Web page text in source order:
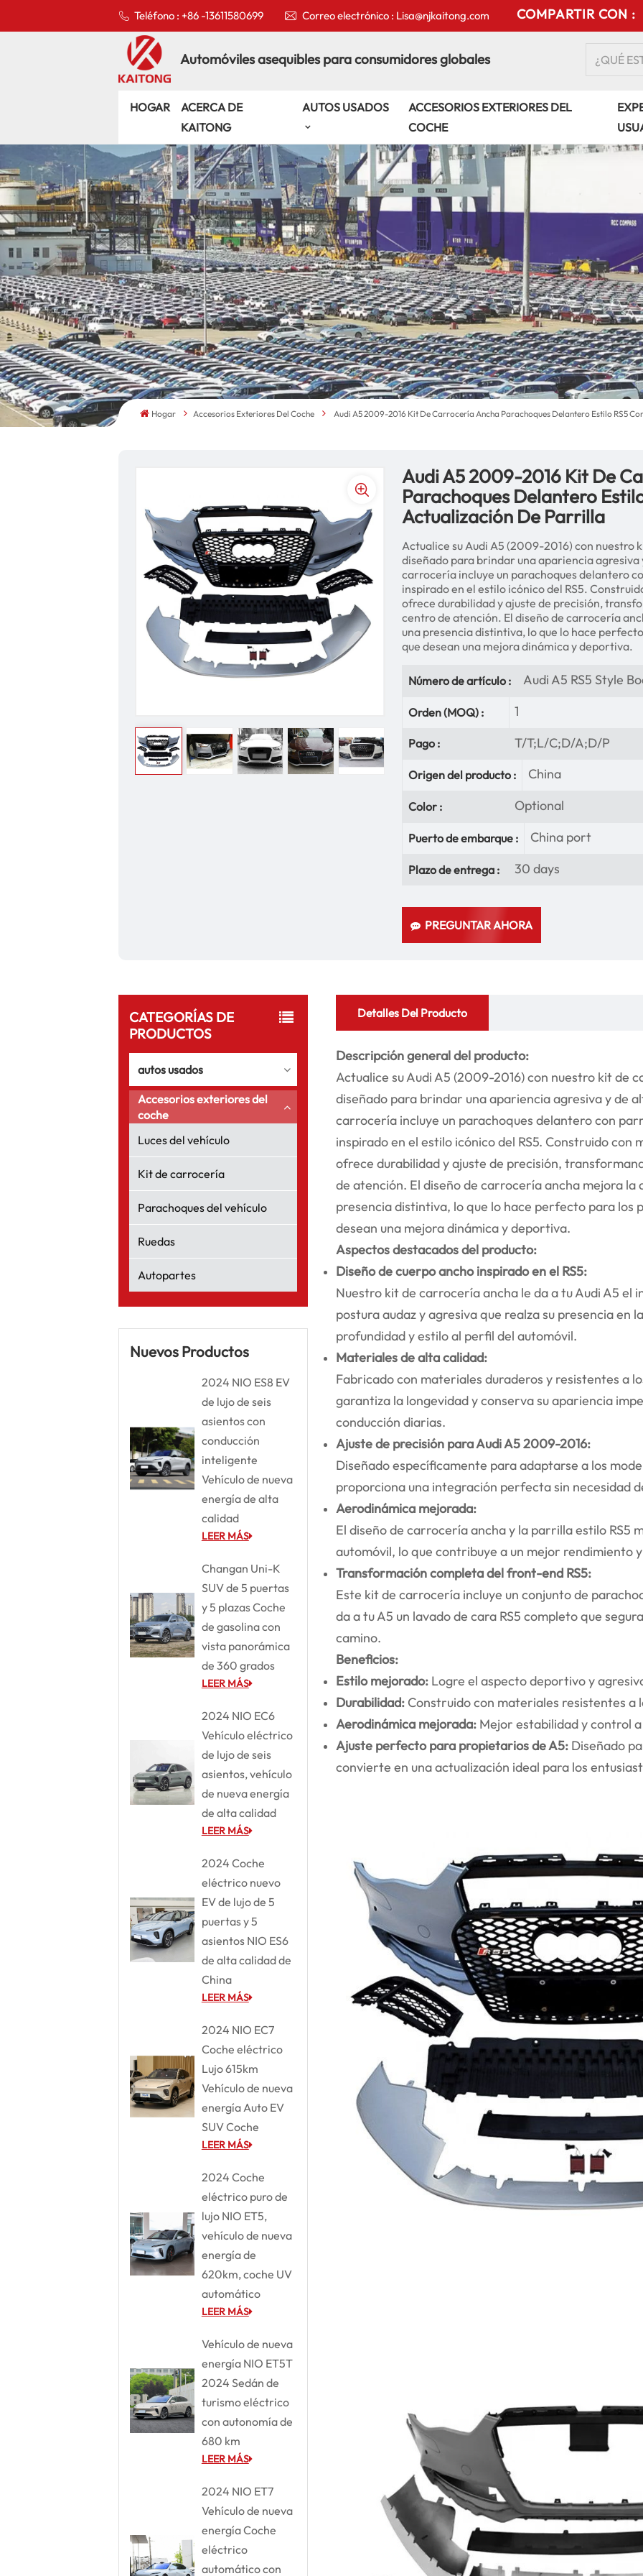
Teléfono : +86 -13611580699 Correo electrónico : Lisa@njkaitong.com COMPARTIR CON :
Automóviles asequibles para consumidores globales
HOGAR
ACERCA DE
KAITONG
AUTOS USADOS
ACCESORIOS EXTERIORES DEL
COCHE
Hogar Accesorios Exteriores Del Coche Audi A5 2009-2016 Kit De Carrocería Ancha Parachoques Delantero Estilo RS5
Audi A5 2009-2016 Kit De
Parachoques Delantero
Actualización De Parrilla
Actualice su Audi A5 (2009-2016) con nuestro
diseñado para brindar una apariencia
carrocería incluye un parachoques delantero
inspirado en el estilo icónico del RS5.
ofrece durabilidad y ajuste de precisión,
centro de atención. El diseño de carrocería
una presencia distintiva, lo que lo hace
que desean una mejora dinámica y deportiva.
Número de artículo : Audi A5 RS5 Style
Orden (MOQ) : 1
Pago : T/T;L/C;D/A;D/P
Origen del producto : China
Color : Optional
Puerto de embarque : China port
Plazo de entrega : 30 days
PREGUNTAR AHORA
CATEGORÍAS DE
PRODUCTOS
autos usados
Accesorios exteriores del
coche
Luces del vehículo
Kit de carrocería
Parachoques del vehículo
Ruedas
Autopartes
Nuevos Productos
2024 NIO ES8 EV
de lujo de seis
asientos con
conducción
inteligente
Vehículo de nueva
energía de alta
calidad
LEER MÁS
Changan Uni-K
SUV de 5 puertas
y 5 plazas Coche
de gasolina con
vista panorámica
de 360 grados
LEER MÁS
2024 NIO EC6
Vehículo eléctrico
de lujo de seis
asientos, vehículo
de nueva energía
de alta calidad
LEER MÁS
2024 Coche
eléctrico nuevo
EV de lujo de 5
puertas y 5
asientos NIO ES6
de alta calidad de
China
LEER MÁS
2024 NIO EC7
Coche eléctrico
Lujo 615km
Vehículo de nueva
energía Auto EV
SUV Coche
LEER MÁS
2024 Coche
eléctrico puro de
lujo NIO ET5,
vehículo de nueva
energía de
620km, coche UV
automático
LEER MÁS
Vehículo de nueva
energía NIO ET5T
2024 Sedán de
turismo eléctrico
con autonomía de
680 km
LEER MÁS
2024 NIO ET7
Vehículo de nueva
energía Coche
eléctrico
automático con
Detalles Del Producto
Descripción general del producto:
Actualice su Audi A5 (2009-2016) con nuestro kit de
diseñado para brindar una apariencia agresiva y de
carrocería incluye un parachoques delantero con
inspirado en el estilo icónico del RS5. Construido
ofrece durabilidad y ajuste de precisión,
de atención. El diseño de carrocería ancha mejora la
presencia distintiva, lo que lo hace perfecto para los
desean una mejora dinámica y deportiva.
Aspectos destacados del producto:
Diseño de cuerpo ancho inspirado en el RS5:
Nuestro kit de carrocería ancha le da a tu Audi A5 el
postura audaz y agresiva que realza su presencia en
profundidad y estilo al perfil del automóvil.
Materiales de alta calidad:
Fabricado con materiales duraderos y resistentes a
garantiza la longevidad y conserva su apariencia
conducción diarias.
Ajuste de precisión para Audi A5 2009-2016:
Diseñado específicamente para adaptarse a los
proporciona una integración perfecta sin necesidad
Aerodinámica mejorada:
El diseño de carrocería ancha y la parrilla estilo RS5
automóvil, lo que contribuye a un mejor rendimiento
Transformación completa del front-end RS5:
Este kit de carrocería incluye un conjunto de
da a tu A5 un lavado de cara RS5 completo que
camino.
Beneficios:
Estilo mejorado: Logre el aspecto deportivo y
Durabilidad: Construido con materiales resistentes a
Aerodinámica mejorada: Mejor estabilidad y control
Ajuste perfecto para propietarios de A5: Diseñado
convierte en una actualización ideal para los